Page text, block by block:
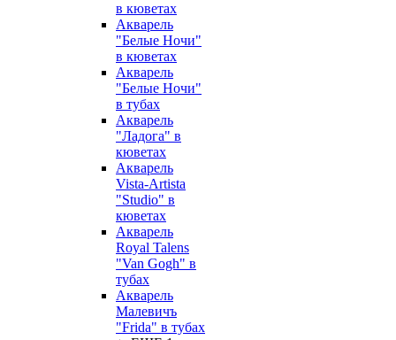
в кюветах
Акварель
"Белые Ночи"
в кюветах
Акварель
"Белые Ночи"
в тубах
Акварель
"Ладога" в
кюветах
Акварель
Vista-Artista
"Studio" в
кюветах
Акварель
Royal Talens
"Van Gogh" в
тубах
Акварель
Малевичъ
"Frida" в тубах